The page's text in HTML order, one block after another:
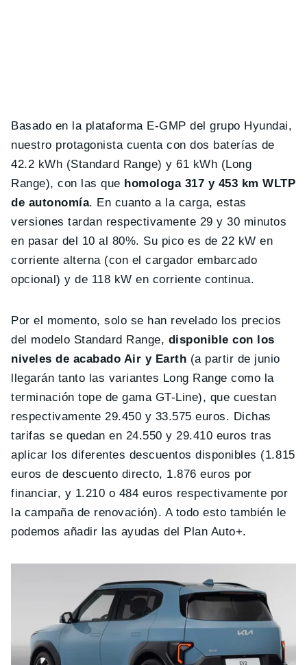
Basado en la plataforma E-GMP del grupo Hyundai,
nuestro protagonista cuenta con dos baterías de
42.2 kWh (Standard Range) y 61 kWh (Long
Range), con las que homologa 317 y 453 km WLTP
de autonomía. En cuanto a la carga, estas
versiones tardan respectivamente 29 y 30 minutos
en pasar del 10 al 80%. Su pico es de 22 kW en
corriente alterna (con el cargador embarcado
opcional) y de 118 kW en corriente continua.
Por el momento, solo se han revelado los precios
del modelo Standard Range, disponible con los
niveles de acabado Air y Earth (a partir de junio
llegarán tanto las variantes Long Range como la
terminación tope de gama GT-Line), que cuestan
respectivamente 29.450 y 33.575 euros. Dichas
tarifas se quedan en 24.550 y 29.410 euros tras
aplicar los diferentes descuentos disponibles (1.815
euros de descuento directo, 1.876 euros por
financiar, y 1.210 o 484 euros respectivamente por
la campaña de renovación). A todo esto también le
podemos añadir las ayudas del Plan Auto+.